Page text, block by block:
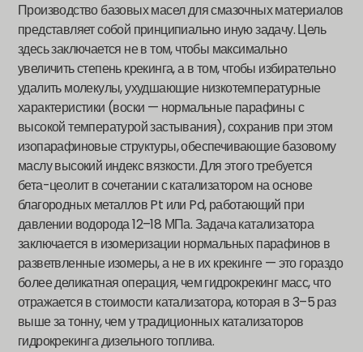
Производство базовых масел для смазочных материалов
представляет собой принципиально иную задачу. Цель
здесь заключается не в том, чтобы максимально
увеличить степень крекинга, а в том, чтобы избирательно
удалить молекулы, ухудшающие низкотемпературные
характеристики (воски — нормальные парафины с
высокой температурой застывания), сохранив при этом
изопарафиновые структуры, обеспечивающие базовому
маслу высокий индекс вязкости. Для этого требуется
бета-цеолит в сочетании с катализатором на основе
благородных металлов Pt или Pd, работающий при
давлении водорода 12–18 МПа. Задача катализатора
заключается в изомеризации нормальных парафинов в
разветвленные изомеры, а не в их крекинге — это гораздо
более деликатная операция, чем гидрокрекинг масс, что
отражается в стоимости катализатора, которая в 3–5 раз
выше за тонну, чем у традиционных катализаторов
гидрокрекинга дизельного топлива.